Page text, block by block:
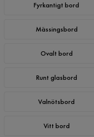
Fyrkantigt bord
Mässingsbord
Ovalt bord
Runt glasbord
Valnötsbord
Vitt bord